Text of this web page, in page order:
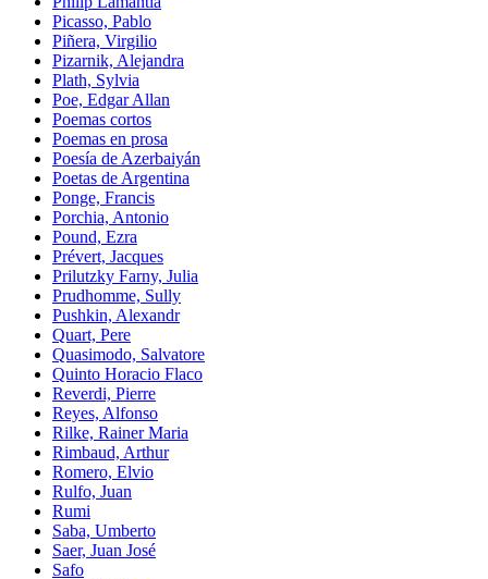
Picasso, Pablo
Piñera, Virgilio
Pizarnik, Alejandra
Plath, Sylvia
Poe, Edgar Allan
Poemas cortos
Poemas en prosa
Poesía de Azerbaiyán
Poetas de Argentina
Ponge, Francis
Porchia, Antonio
Pound, Ezra
Prévert, Jacques
Prilutzky Farny, Julia
Prudhomme, Sully
Pushkin, Alexandr
Quart, Pere
Quasimodo, Salvatore
Quinto Horacio Flaco
Reverdi, Pierre
Reyes, Alfonso
Rilke, Rainer Maria
Rimbaud, Arthur
Romero, Elvio
Rulfo, Juan
Rumi
Saba, Umberto
Saer, Juan José
Safo